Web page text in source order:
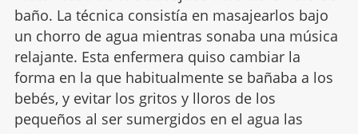
baño. La técnica consistía en masajearlos bajo
un chorro de agua mientras sonaba una música
relajante. Esta enfermera quiso cambiar la
forma en la que habitualmente se bañaba a los
bebés, y evitar los gritos y lloros de los
pequeños al ser sumergidos en el agua las